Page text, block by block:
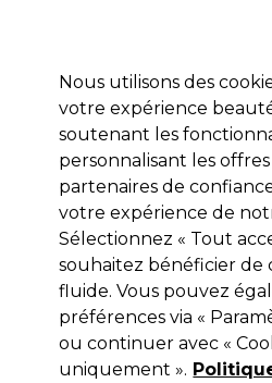
Marques Bons plans Coiffure
Livraison et
lire la
SKINTRUTH
SKINTRUTH Crème
Les Talons 150ml
(1)
Nous utilisons des
votre expérience
soutenant les
personnalisant les
partenaires de
votre expérience de
Sélectionnez « Tout
souhaitez bénéficier de
fluide. Vous pouvez
préférences via «
ou continuer avec «
uniquement ».